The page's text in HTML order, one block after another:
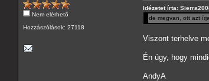
Nem elérhető
Hozzászólások: 27118
Idézetet írta:
de megvan, ott azt
Viszont terhelve
Én úgy, hogy
AndyA